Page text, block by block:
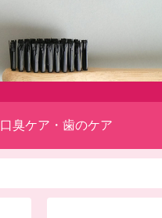
口臭ケア・歯のケア